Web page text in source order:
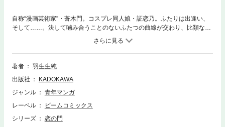
自称“漫画芸術家”・蒼木門。コスプレ同人娘・証恋乃。ふたりは出逢い、
そして……。決して噛み合うことのないふたつの曲線が交わり、比類なき
「愛」が始まる。発表以来、各メディアから圧倒的な絶賛を呼び続ける、
最新にして最強の純愛物語！！
著者
羽生生純
出版社
KADOKAWA
ジャンル
青年マンガ
レーベル
ビームコミックス
シリーズ
恋の門